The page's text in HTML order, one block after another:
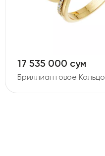
17 535 000 сум
Бриллиантовое Кольцо